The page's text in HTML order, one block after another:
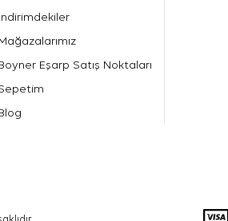
Eşarp Satış Noktaları